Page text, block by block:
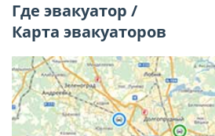
Где эвакуатор /
Карта эвакуаторов